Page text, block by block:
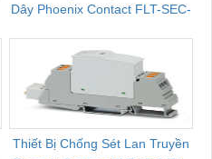
Dây Phoenix Contact FLT-SEC-
Thiết Bị Chống Sét Lan Truyền